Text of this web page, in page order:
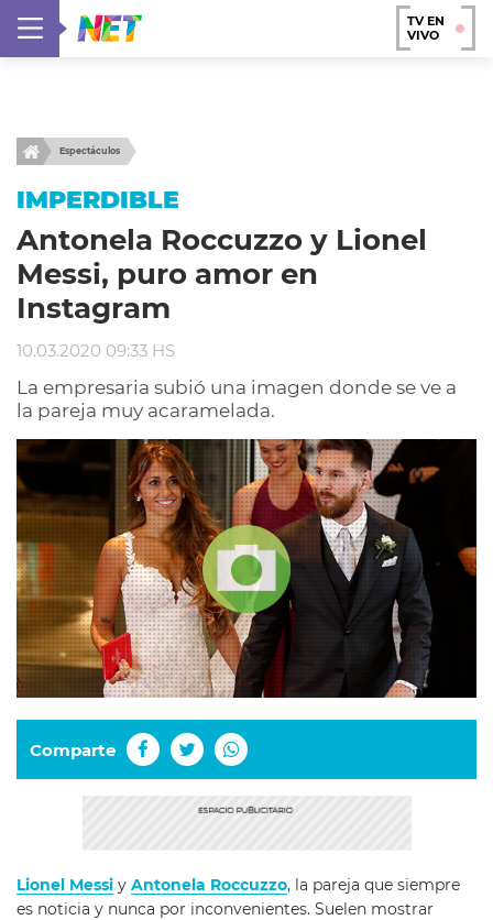
TV EN
VIVO
Espectáculos
IMPERDIBLE
Antonela Roccuzzo y Lionel
Messi, puro amor en
Instagram
10.03.2020 09:33 HS
La empresaria subió una imagen donde se ve a
la pareja muy acaramelada.
Comparte
Lionel Messi y Antonela Roccuzzo, la pareja que siempre
es noticia y nunca por inconvenientes. Suelen mostrar